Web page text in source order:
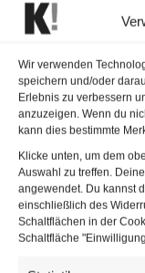
Wir verwenden
speichern und/oder
Erlebnis zu verbessern
anzuzeigen. Wenn du
kann dies bestimmte
Klicke unten, um dem
Auswahl zu treffen.
angewendet. Du kannst
einschließlich des
Schaltflächen in der
Schaltfläche
die einen